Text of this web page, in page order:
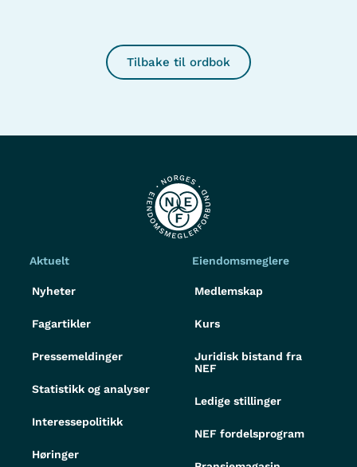
Tilbake til ordbok
Aktuelt
Nyheter
Fagartikler
Pressemeldinger
Statistikk og analyser
Interessepolitikk
Høringer
Eiendomsmeglere
Medlemskap
Kurs
Juridisk bistand fra
NEF
Ledige stillinger
NEF fordelsprogram